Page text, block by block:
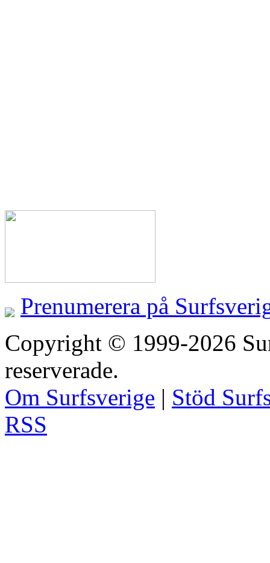
Prenumerera på
Copyright © 1999-2026
reserverade.
Om Surfsverige | Stöd
RSS